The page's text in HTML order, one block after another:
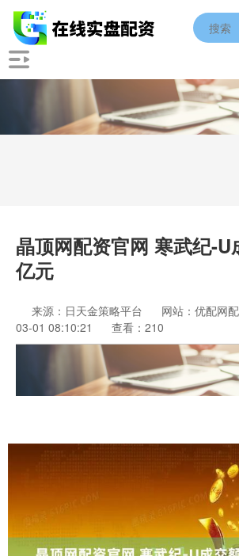
晶顶网配资官网 寒武纪-U
亿元
来源：日天金策略平台 网站：优配网
03-01 08:10:21
查看：210